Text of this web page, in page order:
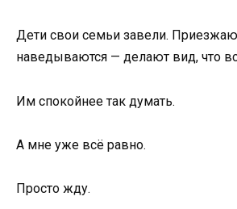
Дети свои семьи завели.
наведываются — делают вид, что
Им спокойнее так думать.
А мне уже всё равно.
Просто жду.